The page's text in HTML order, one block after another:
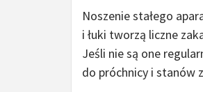
Noszenie stałego
i łuki tworzą liczne
Jeśli nie są one
do próchnicy i stanów